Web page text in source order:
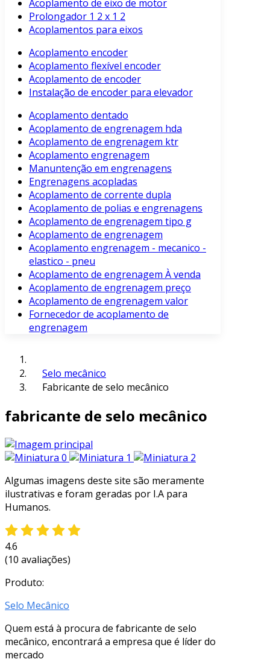
Acoplamento de eixo de motor
Prolongador 1 2 x 1 2
Acoplamentos para eixos
Acoplamento encoder
Acoplamento flexível encoder
Acoplamento de encoder
Instalação de encoder para elevador
Acoplamento dentado
Acoplamento de engrenagem hda
Acoplamento de engrenagem ktr
Acoplamento engrenagem
Manuntenção em engrenagens
Engrenagens acopladas
Acoplamento de corrente dupla
Acoplamento de polias e engrenagens
Acoplamento de engrenagem tipo g
Acoplamento de engrenagem
Acoplamento engrenagem - mecanico -
elastico - pneu
Acoplamento de engrenagem À venda
Acoplamento de engrenagem preço
Acoplamento de engrenagem valor
Fornecedor de acoplamento de
engrenagem
Selo mecânico
Fabricante de selo mecânico
fabricante de selo mecânico
Algumas imagens deste site são meramente
ilustrativas e foram geradas por I.A para
Humanos.
4.6
(10 avaliações)
Produto:
Selo Mecânico
Quem está à procura de fabricante de selo
mecânico, encontrará a empresa que é líder do
mercado